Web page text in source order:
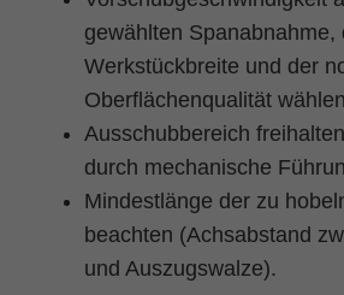
gewählten Spanabnahme,
Werkstückbreite und der
Oberflächenqualität
Ausschubbereich
durch mechanische
Mindestlänge der zu
beachten (Achsabstand
und Auszugswalze).